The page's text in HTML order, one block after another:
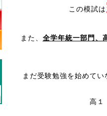
この模試は
また、 全学年統一部門、
まだ受験勉強を始めて
高１